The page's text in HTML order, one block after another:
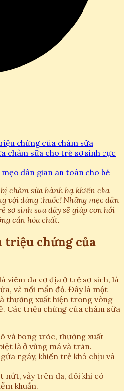
chứng của chàm sữa
chàm sữa cho trẻ sơ sinh cực
dân gian an toàn cho bé
chàm sữa hành hạ khiến cha
vội dùng thuốc! Những mẹo dân
sơ sinh sau đây sẽ giúp con hồi
cần hóa chất.
triệu chứng của
viêm da cơ địa ở trẻ sơ sinh, là
và nổi mẩn đỏ. Đây là một
thường xuất hiện trong vòng
Các triệu chứng của chàm sữa
và bong tróc, thường xuất
là ở vùng má và trán.
ngáy, khiến trẻ khó chịu và
nứt, vảy trên da, đôi khi có
khuẩn.